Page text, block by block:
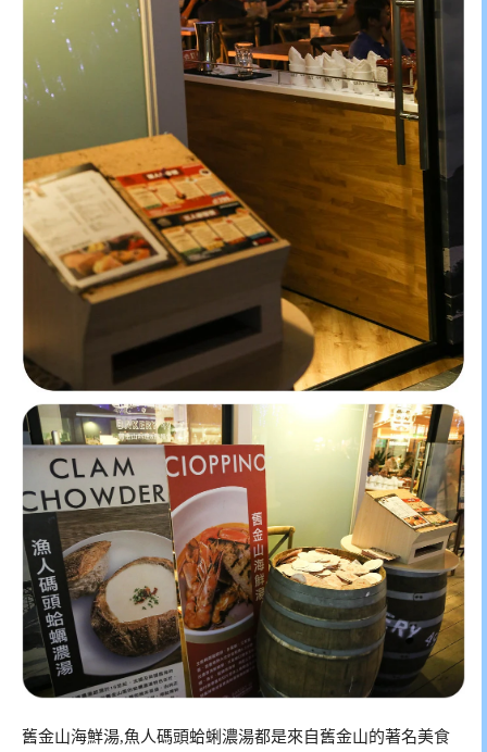
舊金山海鮮湯,魚人碼頭蛤蜊濃湯都是來自舊金山的著名美食